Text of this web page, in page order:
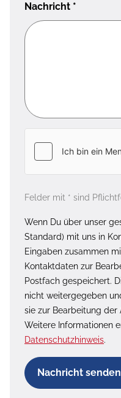
Nachricht *
Felder mit * sind
Wenn Du über unser
Standard) mit uns in
Eingaben zusammen
Kontaktdaten zur
Postfach gespeichert.
nicht weitergegeben
sie zur Bearbeitung
Weitere Informationen
Datenschutzhinweis.
Nachricht senden